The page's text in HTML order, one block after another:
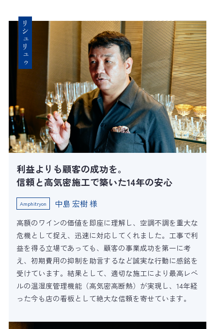
リシュリュゥ
利益よりも顧客の成功を。
信頼と高気密施工で築いた14年の安心
Amphitryon 中島 宏樹 様
高額のワインの価値を即座に理解し、空調不調を重大な
危機として捉え、迅速に対応してくれました。工事で利
益を得る立場であっても、顧客の事業成功を第一に考
え、初期費用の抑制を助言するなど誠実な行動に感銘を
受けています。結果として、適切な施工により最高レベ
ルの温湿度管理機能（高気密高断熱）が実現し、14年経
った今も店の看板として絶大な信頼を寄せています。